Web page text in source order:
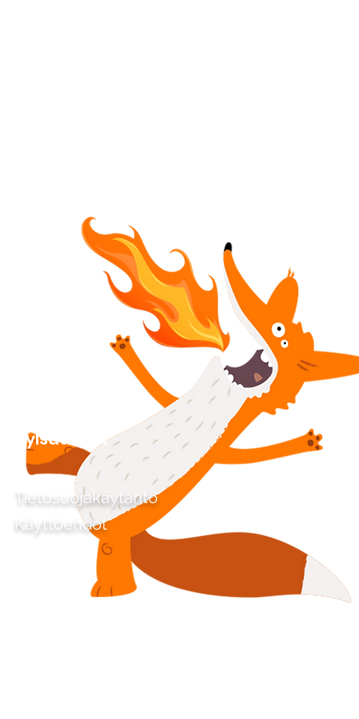
Tylsät linkit
Tietosuojakäytäntö
Käyttöehdot